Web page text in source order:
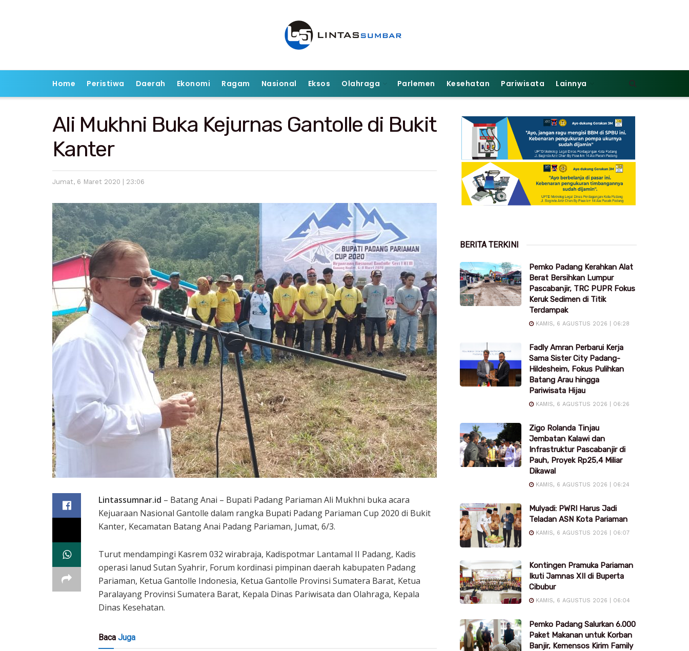
Home Peristiwa Daerah Ekonomi Ragam Nasional Eksos Olahraga Parlemen Kesehatan Pariwisata Lainnya
Ali Mukhni Buka Kejurnas Gantolle di Bukit
Kanter
Jumat, 6 Maret 2020 | 23:06
Lintassumnar.id – Batang Anai – Bupati Padang Pariaman Ali Mukhni buka acara
Kejuaraan Nasional Gantolle dalam rangka Bupati Padang Pariaman Cup 2020 di Bukit
Kanter, Kecamatan Batang Anai Padang Pariaman, Jumat, 6/3.
Turut mendampingi Kasrem 032 wirabraja, Kadispotmar Lantamal II Padang, Kadis
operasi lanud Sutan Syahrir, Forum kordinasi pimpinan daerah kabupaten Padang
Pariaman, Ketua Gantolle Indonesia, Ketua Gantolle Provinsi Sumatera Barat, Ketua
Paralayang Provinsi Sumatera Barat, Kepala Dinas Pariwisata dan Olahraga, Kepala
Dinas Kesehatan.
Baca Juga
BERITA TERKINI
Pemko Padang Kerahkan Alat
Berat Bersihkan Lumpur
Pascabanjir, TRC PUPR Fokus
Keruk Sedimen di Titik
Terdampak
KAMIS, 6 AGUSTUS 2026 | 06:28
Fadly Amran Perbarui Kerja
Sama Sister City Padang-
Hildesheim, Fokus Pulihkan
Batang Arau hingga
Pariwisata Hijau
KAMIS, 6 AGUSTUS 2026 | 06:26
Zigo Rolanda Tinjau
Jembatan Kalawi dan
Infrastruktur Pascabanjir di
Pauh, Proyek Rp25,4 Miliar
Dikawal
KAMIS, 6 AGUSTUS 2026 | 06:24
Mulyadi: PWRI Harus Jadi
Teladan ASN Kota Pariaman
KAMIS, 6 AGUSTUS 2026 | 06:07
Kontingen Pramuka Pariaman
Ikuti Jamnas XII di Buperta
Cibubur
KAMIS, 6 AGUSTUS 2026 | 06:04
Pemko Padang Salurkan 6.000
Paket Makanan untuk Korban
Banjir, Kemensos Kirim Family